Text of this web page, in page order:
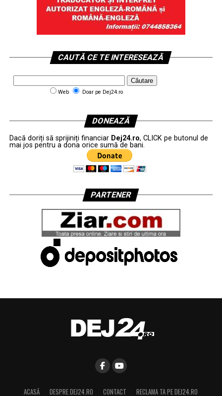
CAUTĂ CE TE INTERESEAZĂ
Web Doar pe Dej24.ro
DONEAZĂ
Dacă doriți să sprijiniți financiar Dej24.ro, CLICK pe butonul de
mai jos pentru a dona orice sumă de bani.
PARTENER
ACASĂ DESPRE DEJ24.RO CONTACT RECLAMA TA PE DEJ24.RO